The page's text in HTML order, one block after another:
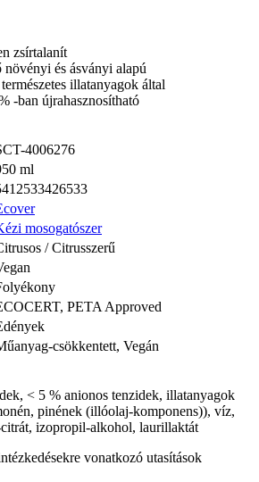
zsírtalanít
növényi és ásványi alapú
illatanyagok által
-ban újrahasznosítható
4006276
ml
mosogatószer
/ Citrusszerű
PETA Approved
csökkentett, Vegán
< 5 % anionos tenzidek, illatanyagok
pinének (illóolaj-komponens)), víz,
izopropil-alkohol, laurillaktát
vonatkozó utasítások